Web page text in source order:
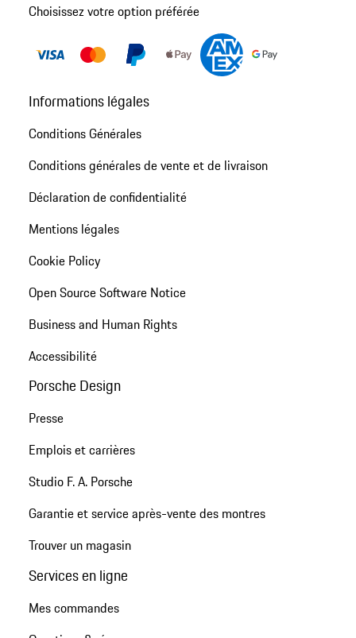
Choisissez votre option préférée
Informations légales
Conditions Générales
Conditions générales de vente et de livraison
Déclaration de confidentialité
Mentions légales
Cookie Policy
Open Source Software Notice
Business and Human Rights
Accessibilité
Porsche Design
Presse
Emplois et carrières
Studio F. A. Porsche
Garantie et service après-vente des montres
Trouver un magasin
Services en ligne
Mes commandes